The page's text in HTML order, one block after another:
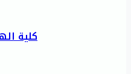
كلية